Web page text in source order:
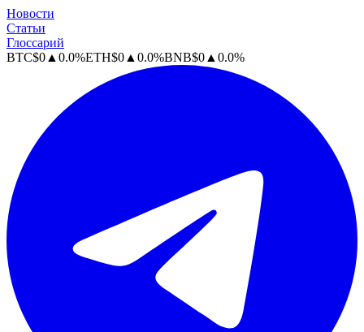
Новости
Статьи
Глоссарий
BTC$0 ▲ 0.0%ETH$0 ▲ 0.0%BNB$0 ▲ 0.0%